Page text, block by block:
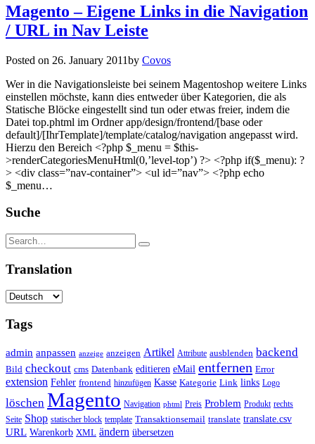
Magento – Eigene Links in die Navigation
/ URL in Nav Leiste
Posted on 26. January 2011by Covos
Wer in die Navigationsleiste bei seinem Magentoshop weitere Links
einstellen möchste, kann dies entweder über Kategorien, die als
Statische Blöcke eingestellt sind tun oder etwas freier, indem die
Datei top.phtml im Ordner app/design/frontend/[base oder
default]/[IhrTemplate]/template/catalog/navigation angepasst wird.
Hierzu den Bereich <?php $_menu = $this-
>renderCategoriesMenuHtml(0,’level-top’) ?> <?php if($_menu): ?
> <div class=”nav-container”> <ul id=”nav”> <?php echo
$_menu…
Suche
Translation
Tags
admin anpassen anzeige anzeigen Artikel Attribute ausblenden backend
Bild checkout cms Datenbank editieren eMail entfernen Error
extension Fehler frontend hinzufügen Kasse Kategorie Link links Logo
löschen Magento Navigation phtml Preis Problem Produkt rechts
Seite Shop statischer block template Transaktionsemail translate translate.csv
URL Warenkorb XML ändern übersetzen